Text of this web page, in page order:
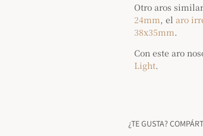
Otro aros
24mm , el aro
38x35mm .
Con este aro
Light.
¿TE GUSTA?